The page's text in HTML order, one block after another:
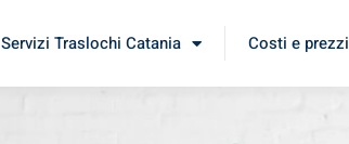
Servizi Traslochi Catania Costi e prezzi